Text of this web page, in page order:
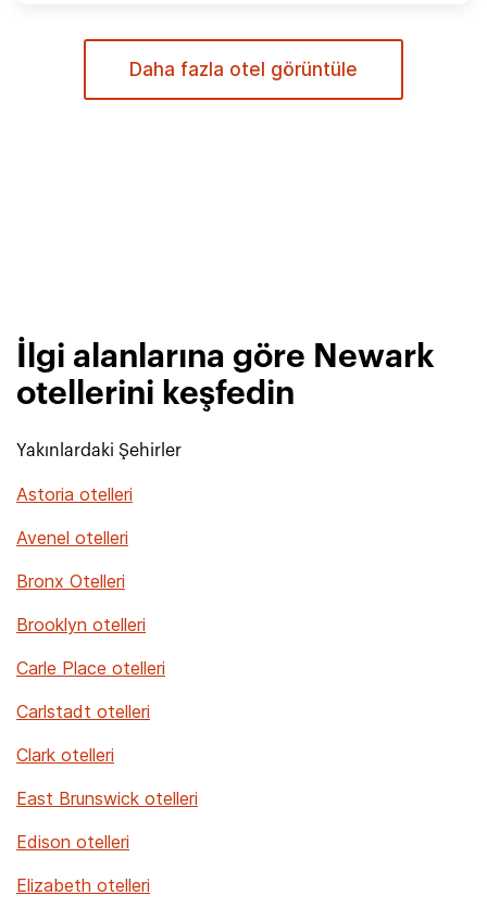
Daha fazla otel görüntüle
İlgi alanlarına göre Newark
otellerini keşfedin
Yakınlardaki Şehirler
Astoria otelleri
Avenel otelleri
Bronx Otelleri
Brooklyn otelleri
Carle Place otelleri
Carlstadt otelleri
Clark otelleri
East Brunswick otelleri
Edison otelleri
Elizabeth otelleri